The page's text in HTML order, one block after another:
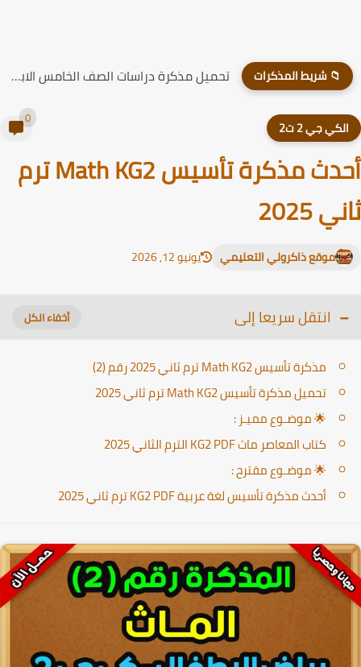
📁 شريط المذكرات تحميل مذكرة دراسات الصف الخامس الابتدائي الترم الاول 2026
جي 2 ت2
أحدث مذكرة تأسيس Math KG2 ترم
2025
موقع ذاكرولي التعليمي يونيو 12, 2026
انتقل سريعا إلى
مذكرة تأسيس Math KG2 ترم ثاني 2025 رقم (2)
تحميل مذكرة تأسيس Math KG2 ترم ثاني 2025
🌟 موضـوع مميـز :
كتاب المعاصر ماث KG2 PDF الترم الثاني 2025
🌟 موضـوع مقترح :
أحدث مذكرة تأسيس لغة عربية KG2 PDF ترم ثاني 2025